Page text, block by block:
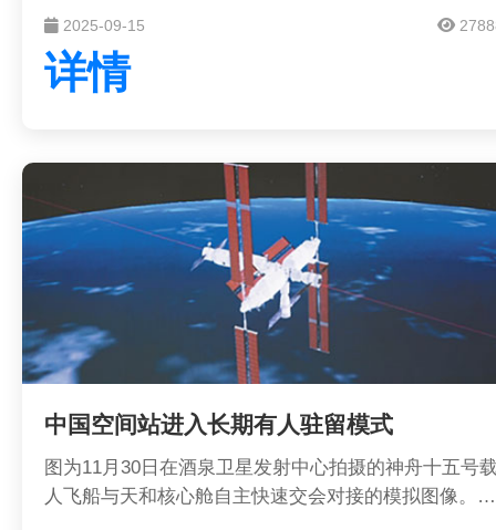
的联系，这就是我们中华民族的“大家谱”。用DNA做家
谱，这是一件很酷的事情。
2025-09-15
详情
中国空间站进入长期有人驻留模式
图为11月30日在酒泉卫星发射中心拍摄的神舟十五号
人飞船与天和核心舱自主快速交会对接的模拟图像。新